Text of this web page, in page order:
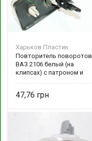
Харьков Пластик
Повторитель поворотов
ВАЗ 2106 белый (на
клипсах) с патроном и
47,76